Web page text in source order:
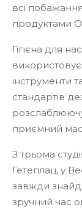
всі
продуктами
Гігієна для
інструменти
стандартів
приємний
З трьома
Гетеплац, у
завжди
зручний час